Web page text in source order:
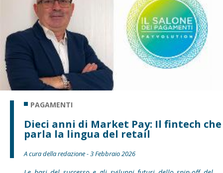
PAGAMENTI
Dieci anni di Market Pay: Il fintech che
parla la lingua del retail
A cura della redazione - 3 Febbraio 2026